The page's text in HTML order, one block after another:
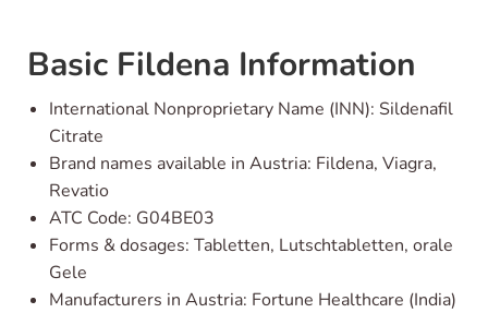
Basic Fildena Information
International Nonproprietary Name (INN): Sildenafil
Citrate
Brand names available in Austria: Fildena, Viagra,
Revatio
ATC Code: G04BE03
Forms & dosages: Tabletten, Lutschtabletten, orale
Gele
Manufacturers in Austria: Fortune Healthcare (India)